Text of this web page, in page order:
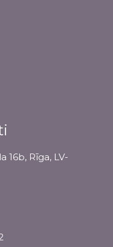
16b, Rīga, LV-